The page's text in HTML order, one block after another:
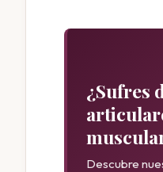
¿Sufres
Descubre